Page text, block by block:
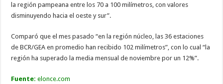
la región pampeana entre los 70 a 100 milímetros, con valores
disminuyendo hacia el oeste y sur”.
Comparó que el mes pasado “en la región núcleo, las 36 estaciones
de BCR/GEA en promedio han recibido 102 milímetros”, con lo cual “la
región ha superado la media mensual de noviembre por un 12%”.
Fuente: elonce.com